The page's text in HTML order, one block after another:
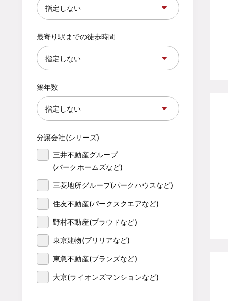
最寄り駅までの徒歩時間
築年数
分譲会社(シリーズ)
三井不動産グループ
(パークホームズなど)
三菱地所グループ(パークハウスなど)
住友不動産(パークスクエアなど)
野村不動産(プラウドなど)
東京建物(ブリリアなど)
東急不動産(ブランズなど)
大京(ライオンズマンションなど)